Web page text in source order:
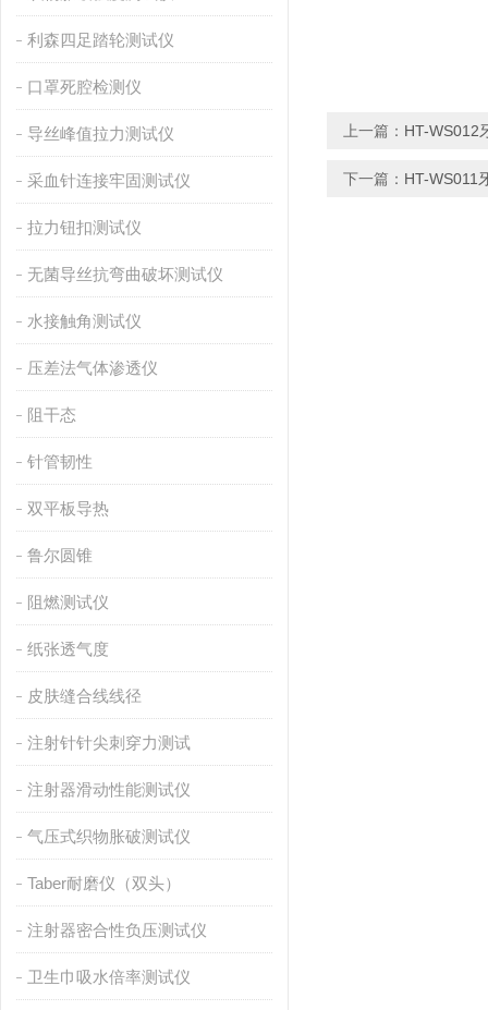
利森四足踏轮测试仪
口罩死腔检测仪
导丝峰值拉力测试仪
采血针连接牢固测试仪
拉力钮扣测试仪
无菌导丝抗弯曲破坏测试仪
水接触角测试仪
压差法气体渗透仪
阻干态
针管韧性
双平板导热
鲁尔圆锥
阻燃测试仪
纸张透气度
皮肤缝合线线径
注射针针尖刺穿力测试
注射器滑动性能测试仪
气压式织物胀破测试仪
Taber耐磨仪（双头）
注射器密合性负压测试仪
卫生巾吸水倍率测试仪
上一篇： HT-WS012
下一篇： HT-WS011